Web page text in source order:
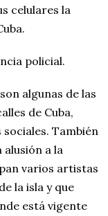
celulares la
policial.
algunas de las
de Cuba,
También
alusión a la
varios artistas
la isla y que
está vigente